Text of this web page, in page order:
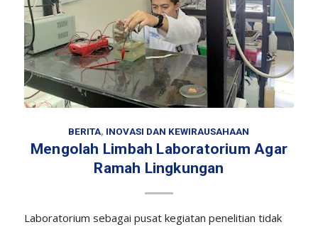
BERITA, INOVASI DAN KEWIRAUSAHAAN
Mengolah Limbah Laboratorium Agar
Ramah Lingkungan
Laboratorium sebagai pusat kegiatan penelitian tidak